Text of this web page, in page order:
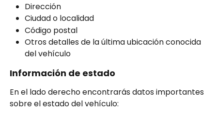
Dirección
Ciudad o localidad
Código postal
Otros detalles de la última ubicación conocida
del vehículo
Información de estado
En el lado derecho encontrarás datos importantes
sobre el estado del vehículo: